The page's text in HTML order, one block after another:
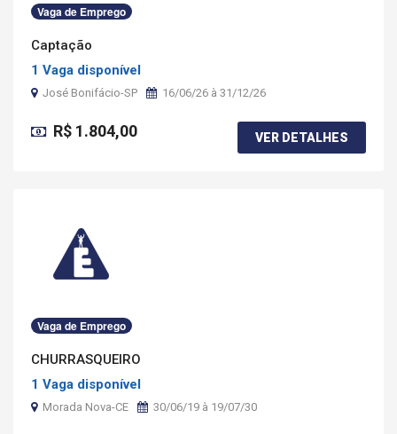
Vaga de Emprego
Captação
1 Vaga disponível
José Bonifácio-SP 16/06/26 à 31/12/26
R$ 1.804,00 VER DETALHES
Vaga de Emprego
CHURRASQUEIRO
1 Vaga disponível
Morada Nova-CE 30/06/19 à 19/07/30